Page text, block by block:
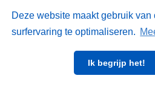
Deze website maakt gebruik van
surfervaring te optimaliseren.
Ik begrijp het!